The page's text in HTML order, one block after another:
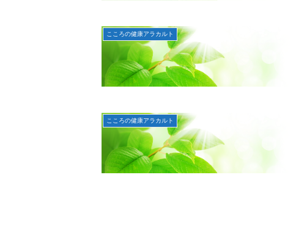
こころの健康アラカルト
こころの健康アラカルト